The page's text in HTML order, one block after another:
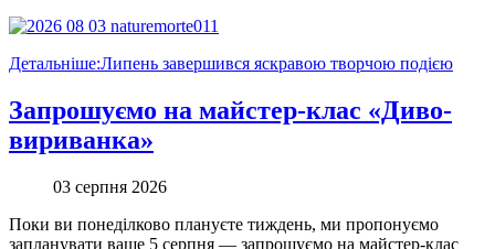
Детальніше:Липень завершився яскравою творчою подією
Запрошуємо на майстер-клас «Диво-
вириванка»
03 серпня 2026
Поки ви понеділково плануєте тиждень, ми пропонуємо
запланувати ваше 5 серпня — запрошуємо на майстер-клас